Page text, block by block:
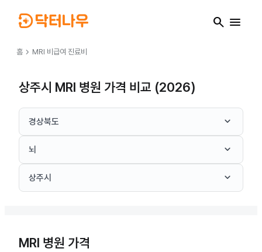
search menu
홈 chevron_right MRI 비급여 진료비
상주시 MRI 병원 가격 비교 (2026)
경상북도 keyboard_arrow_down
뇌 keyboard_arrow_down
상주시 keyboard_arrow_down
MRI 병원 가격